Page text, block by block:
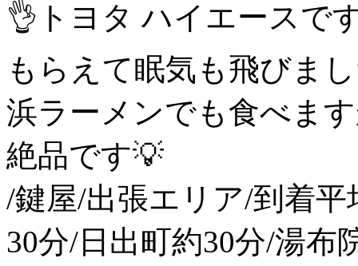
👌トヨタ ハイエースで
もらえて眠気も飛びま
浜ラーメンでも食べま
絶品です💡
/鍵屋/出張エリア/到着
30分/日出町約30分/湯布